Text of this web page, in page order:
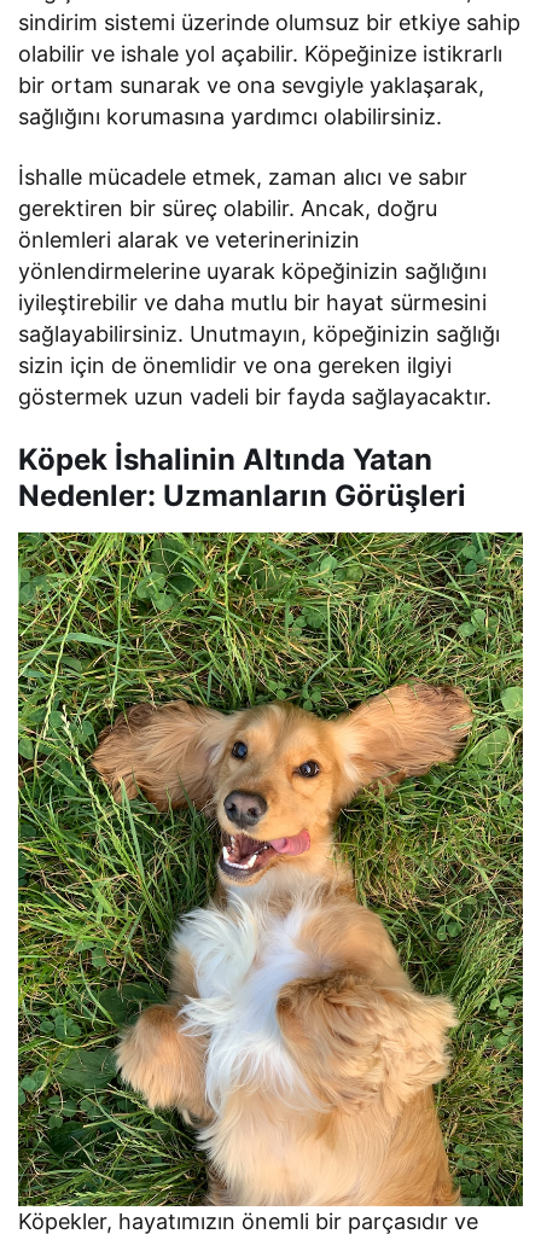
sindirim sistemi üzerinde olumsuz bir etkiye sahip
olabilir ve ishale yol açabilir. Köpeğinize istikrarlı
bir ortam sunarak ve ona sevgiyle yaklaşarak,
sağlığını korumasına yardımcı olabilirsiniz.
İshalle mücadele etmek, zaman alıcı ve sabır
gerektiren bir süreç olabilir. Ancak, doğru
önlemleri alarak ve veterinerinizin
yönlendirmelerine uyarak köpeğinizin sağlığını
iyileştirebilir ve daha mutlu bir hayat sürmesini
sağlayabilirsiniz. Unutmayın, köpeğinizin sağlığı
sizin için de önemlidir ve ona gereken ilgiyi
göstermek uzun vadeli bir fayda sağlayacaktır.
Köpek İshalinin Altında Yatan
Nedenler: Uzmanların Görüşleri
Köpekler, hayatımızın önemli bir parçasıdır ve